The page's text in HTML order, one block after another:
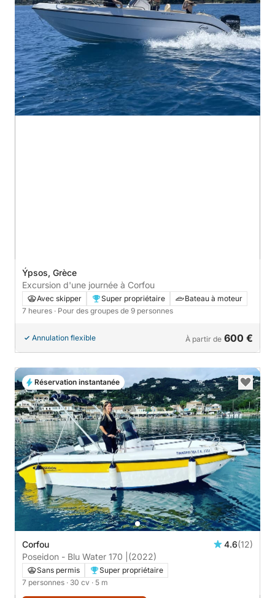
Ýpsos, Grèce
Excursion d'une journée à Corfou
Avec skipper Super propriétaire
Bateau à moteur
7 heures · Pour des groupes de 9 personnes
Annulation flexible À partir de 600 €
Corfou 4.6(12)
Poseidon - Blu Water 170 | (2022)
Sans permis
Super propriétaire
7 personnes · 30 cv · 5 m
Réservation instantanée